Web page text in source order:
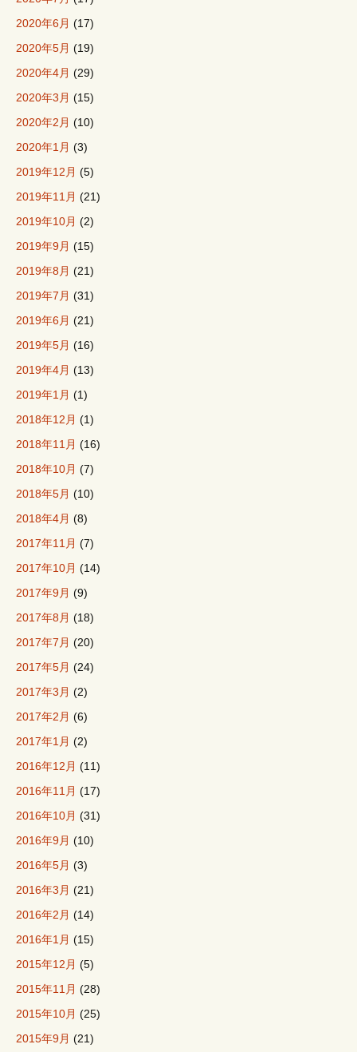
2020年6月 (17)
2020年5月 (19)
2020年4月 (29)
2020年3月 (15)
2020年2月 (10)
2020年1月 (3)
2019年12月 (5)
2019年11月 (21)
2019年10月 (2)
2019年9月 (15)
2019年8月 (21)
2019年7月 (31)
2019年6月 (21)
2019年5月 (16)
2019年4月 (13)
2019年1月 (1)
2018年12月 (1)
2018年11月 (16)
2018年10月 (7)
2018年5月 (10)
2018年4月 (8)
2017年11月 (7)
2017年10月 (14)
2017年9月 (9)
2017年8月 (18)
2017年7月 (20)
2017年5月 (24)
2017年3月 (2)
2017年2月 (6)
2017年1月 (2)
2016年12月 (11)
2016年11月 (17)
2016年10月 (31)
2016年9月 (10)
2016年5月 (3)
2016年3月 (21)
2016年2月 (14)
2016年1月 (15)
2015年12月 (5)
2015年11月 (28)
2015年10月 (25)
2015年9月 (21)